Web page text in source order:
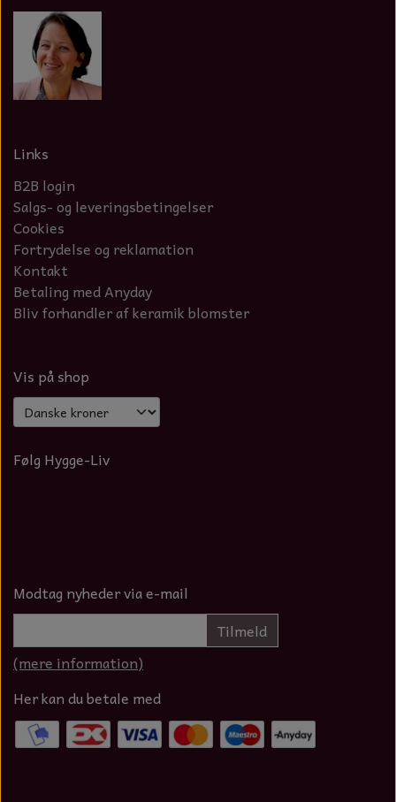
Links
B2B login
Salgs- og leveringsbetingelser
Cookies
Fortrydelse og reklamation
Kontakt
Betaling med Anyday
Bliv forhandler af keramik blomster
Vis på shop
Følg Hygge-Liv
Modtag nyheder via e-mail
Tilmeld
(mere information)
Her kan du betale med